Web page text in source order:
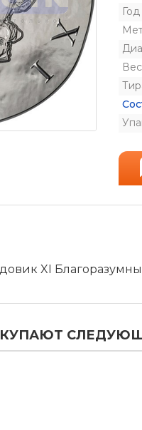
Год
Вес
XI